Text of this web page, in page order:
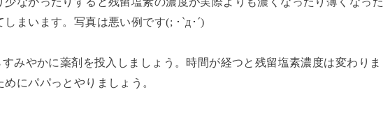
まいます。写真は悪い例です(; ･`д･´)
みやかに薬剤を投入しましょう。時間が経つと残留塩素濃度は変わりま
にパパっとやりましょう。